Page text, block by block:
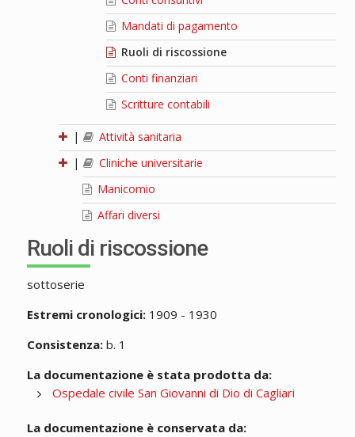
Mandati di pagamento
Ruoli di riscossione
Conti finanziari
Scritture contabili
|
Attività sanitaria
|
Cliniche universitarie
Manicomio
Affari diversi
Ruoli di riscossione
sottoserie
Estremi cronologici:1909 - 1930
Consistenza:b. 1
La documentazione è stata prodotta da:
Ospedale civile San Giovanni di Dio di Cagliari
La documentazione è conservata da: